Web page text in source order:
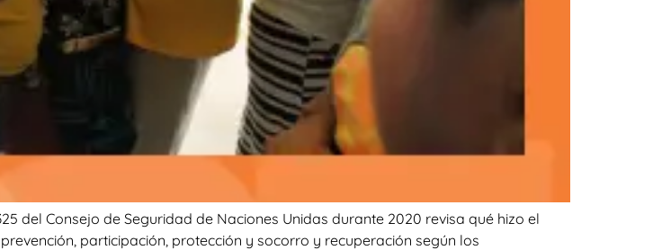
del Consejo de Seguridad de Naciones Unidas durante 2020 revisa qué hizo el
participación, protección y socorro y recuperación según los